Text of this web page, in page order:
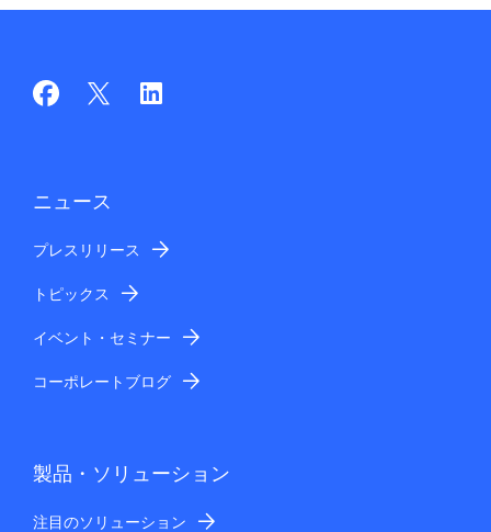
個人情報の第三者提供
お預かりした個人情報は、以下の第三者提供を行う場合
提供する個人情報の項目
名前、電話番号、メールアドレス、住所、お問
提供の手段または方法
暗号化等の安全管理措置を施した上で提供
個人情報の取扱いの委託
上記利用目的の範囲内で業務を行うために、個人情報の
ニュース
プレスリリース
トピックス
イベント・セミナー
コーポレートブログ
製品・ソリューション
注目のソリューション